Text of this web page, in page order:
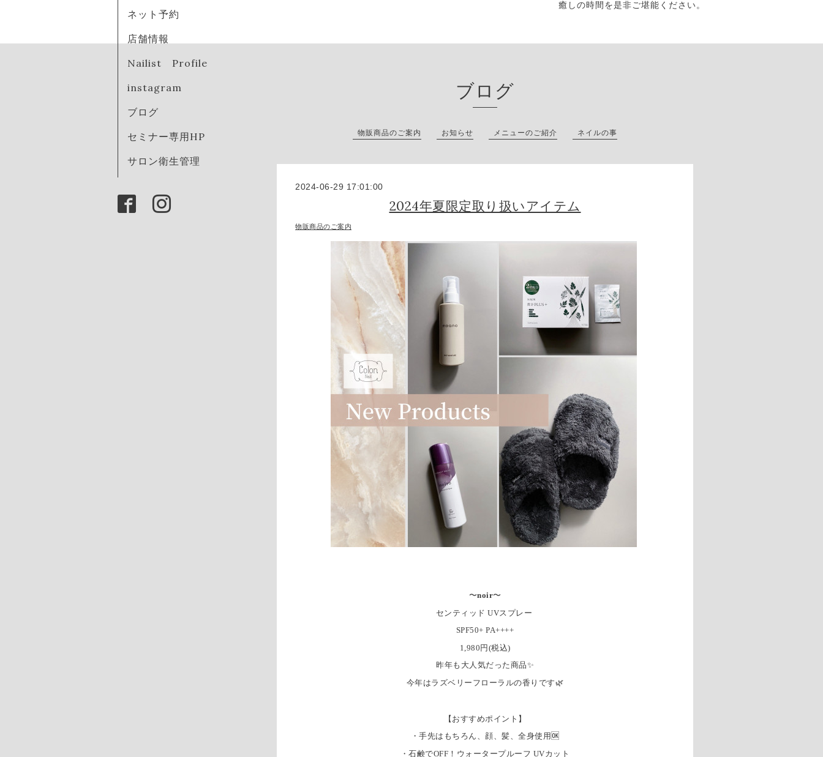
癒しの時間を是非ご堪能ください。
ネット予約
店舗情報
Nailist Profile
instagram
ブログ
セミナー専用HP
サロン衛生管理
ブログ
物販商品のご案内 お知らせ メニューのご紹介 ネイルの事
2024-06-29 17:01:00
2024年夏限定取り扱いアイテム
物販商品のご案内
〜noir〜
センティッド UVスプレー
SPF50+ PA++++
1,980円(税込)
昨年も大人気だった商品✨
今年はラズベリーフローラルの香りです🌿
【おすすめポイント】
・手先はもちろん、顔、髪、全身使用🆗
・石鹸でOFF！ウォータープルーフ UVカット